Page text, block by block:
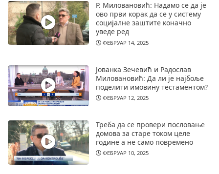
Р. Миловановић: Надамо се да је
ово први корак да се у систему
социјалне заштите коначно
уведе ред
ФЕБРУАР 14, 2025
Јованка Зечевић и Радослав
Миловановић: Да ли је најбоље
поделити имовину тестаментом?
ФЕБРУАР 12, 2025
Треба да се провери пословање
домова за старе током целе
године а не само повремено
ФЕБРУАР 10, 2025